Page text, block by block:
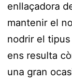
enllaçadora
mantenir el
nodrir el
ens resulta
una gran